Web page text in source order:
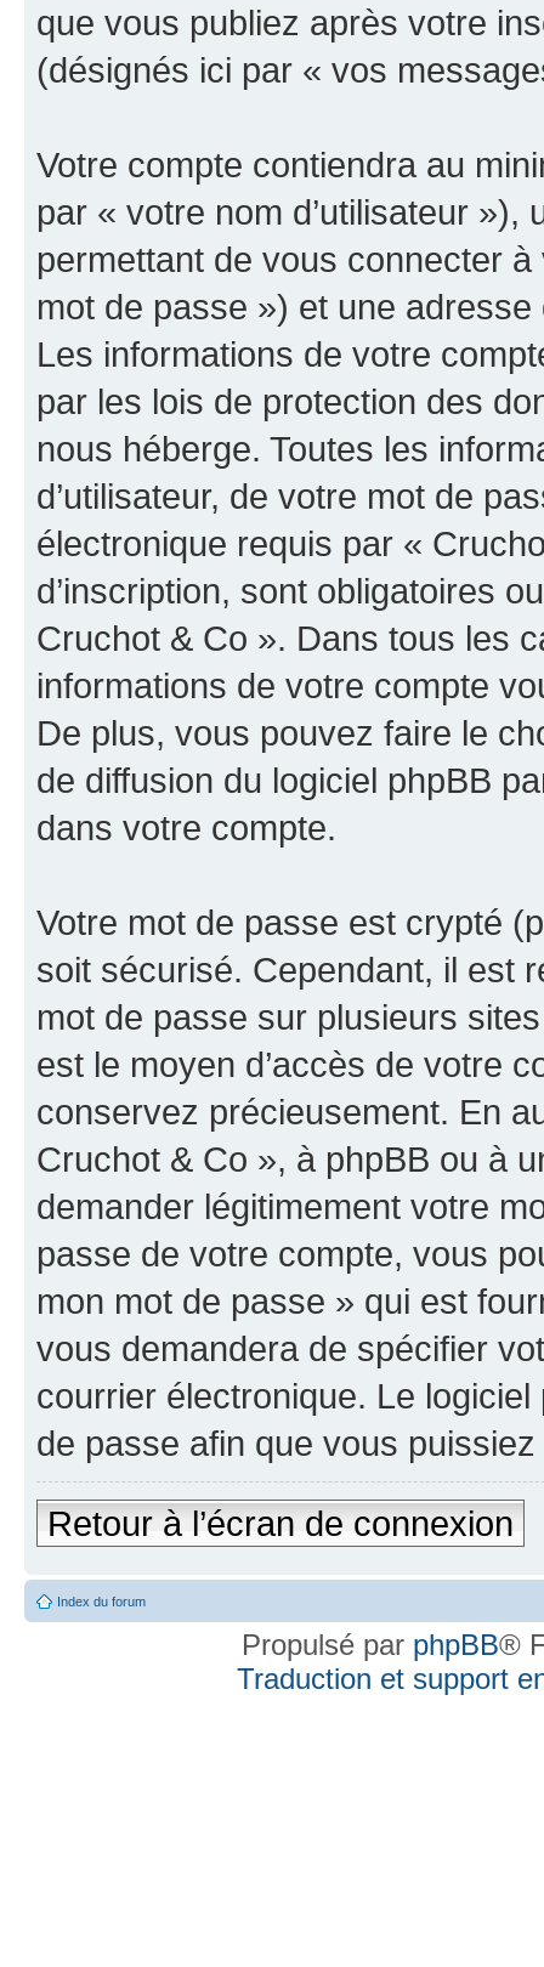
que vous publiez après votre
(désignés ici par « vos
Votre compte contiendra au
par « votre nom d’utilisateur
permettant de vous connecter
mot de passe ») et une
Les informations de votre
par les lois de protection des
nous héberge. Toutes les
d’utilisateur, de votre mot de
électronique requis par «
d’inscription, sont obligatoires
Cruchot & Co ». Dans tous les
informations de votre compte
De plus, vous pouvez faire le
de diffusion du logiciel phpBB
dans votre compte.
Votre mot de passe est crypté
soit sécurisé. Cependant, il est
mot de passe sur plusieurs
est le moyen d’accès de votre
conservez précieusement. En
Cruchot & Co », à phpBB ou à
demander légitimement votre
passe de votre compte, vous
mon mot de passe » qui est
vous demandera de spécifier
courrier électronique. Le
de passe afin que vous
Retour à l’écran de connexion
Index du forum
Propulsé par phpBB®
Traduction et support